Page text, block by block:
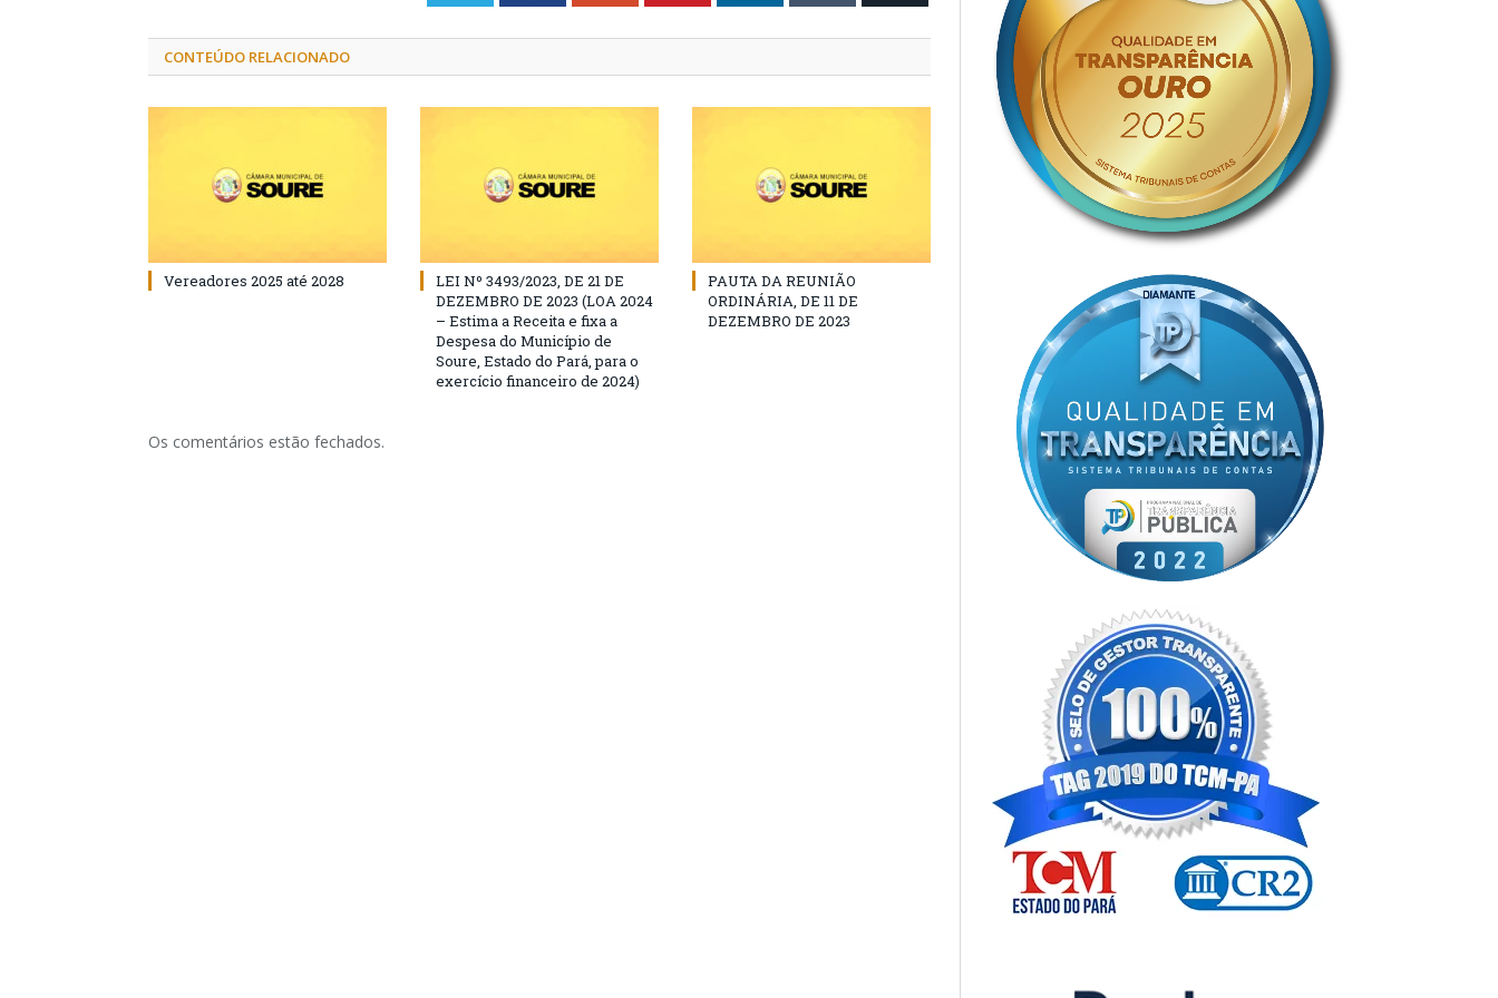
CONTEÚDO RELACIONADO
Vereadores 2025 até 2028
LEI Nº 3493/2023, DE 21 DE
DEZEMBRO DE 2023 (LOA 2024
– Estima a Receita e fixa a
Despesa do Município de
Soure, Estado do Pará, para o
exercício financeiro de 2024)
PAUTA DA REUNIÃO
ORDINÁRIA, DE 11 DE
DEZEMBRO DE 2023
Os comentários estão fechados.